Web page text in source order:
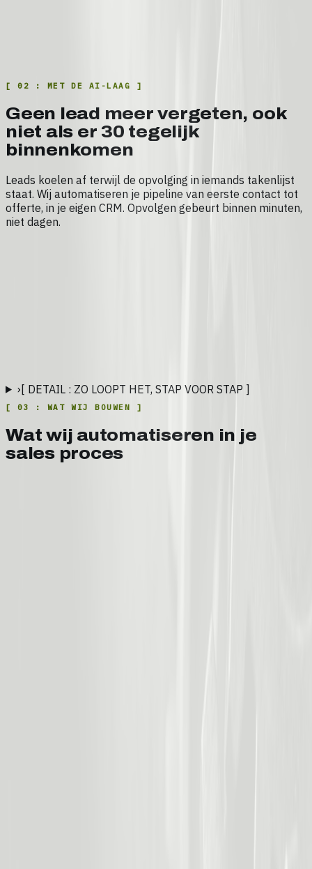
[02 : MET DE AI-LAAG ]
Geen lead meer vergeten, ook
niet als er 30 tegelijk
binnenkomen
Leads koelen af terwijl de opvolging in iemands takenlijst
staat. Wij automatiseren je pipeline van eerste contact tot
offerte, in je eigen CRM. Opvolgen gebeurt binnen minuten,
niet dagen.
›[ DETAIL : ZO LOOPT HET, STAP VOOR STAP ]
[03 : WAT WIJ BOUWEN ]
Wat wij automatiseren in je
sales proces